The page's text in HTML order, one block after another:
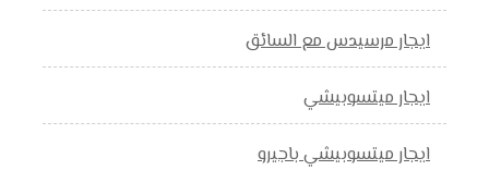
ايجار مرسيدس مع السائق
ايجار ميتسوبيشي
ايجار ميتسوبيشي باجيرو